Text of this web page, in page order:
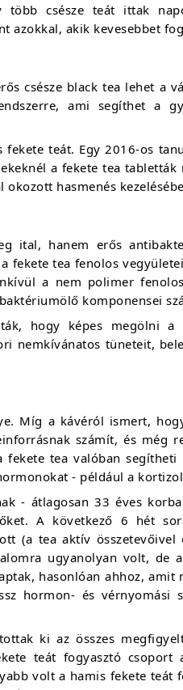
csésze teát ittak
azokkal, akik kevesebbet
csésze black tea lehet a
ami segíthet a
teát. Egy 2016-os
a fekete tea tabletták
hasmenés
ital, hanem erős
fekete tea fenolos
a nem polimer
komponensei
hogy képes megölni a
nemkívánatos tüneteit,
Míg a kávéról ismert,
számít, és még
tea valóban segítheti
- például a
- átlagosan 33 éves
A következő 6 hét
(a tea aktív
ugyanolyan volt, de
hasonlóan ahhoz, amit
hormon- és vérnyomási
ki az összes
teát fogyasztó csoport
volt a hamis fekete teát